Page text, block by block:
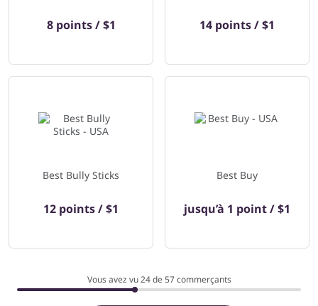
8 points / $1 14 points / $1
Best Bully Sticks
12 points / $1
Best Buy
jusqu’à 1 point / $1
Vous avez vu 24 de57commerçants